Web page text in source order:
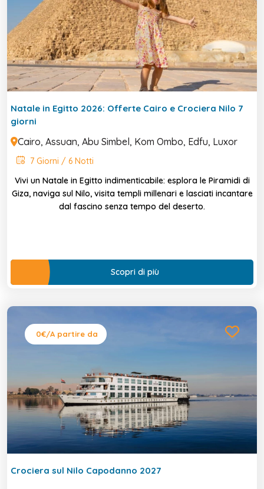
Natale in Egitto 2026: Offerte Cairo e Crociera Nilo 7
giorni
Cairo, Assuan, Abu Simbel, Kom Ombo, Edfu, Luxor
7 Giorni / 6 Notti
Vivi un Natale in Egitto indimenticabile: esplora le Piramidi di
Giza, naviga sul Nilo, visita templi millenari e lasciati incantare
dal fascino senza tempo del deserto.
Scopri di più
0€/A partire da
Crociera sul Nilo Capodanno 2027